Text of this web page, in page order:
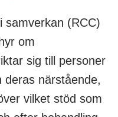
samverkan (RCC)
om
sig till personer
deras närstående,
vilket stöd som